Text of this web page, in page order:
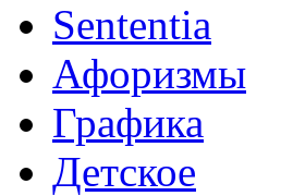
Sententia
Афоризмы
Графика
Детское